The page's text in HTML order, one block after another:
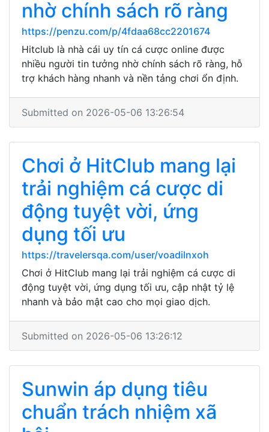
nhờ chính sách rõ ràng
https://penzu.com/p/4fdaa68cc2201674
Hitclub là nhà cái uy tín cá cược online được
nhiều người tin tưởng nhờ chính sách rõ ràng, hỗ
trợ khách hàng nhanh và nền tảng chơi ổn định.
Submitted on 2026-05-06 13:26:54
Chơi ở HitClub mang lại
trải nghiệm cá cược di
động tuyệt vời, ứng
dụng tối ưu
https://travelersqa.com/user/voadilnxoh
Chơi ở HitClub mang lại trải nghiệm cá cược di
động tuyệt vời, ứng dụng tối ưu, cập nhật tỷ lệ
nhanh và bảo mật cao cho mọi giao dịch.
Submitted on 2026-05-06 13:26:12
Sunwin áp dụng tiêu
chuẩn trách nhiệm xã